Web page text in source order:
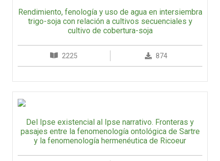
Rendimiento, fenología y uso de agua en intersiembra
trigo-soja con relación a cultivos secuenciales y
cultivo de cobertura-soja
2225 874
Del Ipse existencial al Ipse narrativo. Fronteras y
pasajes entre la fenomenología ontológica de Sartre
y la fenomenología hermenéutica de Ricoeur